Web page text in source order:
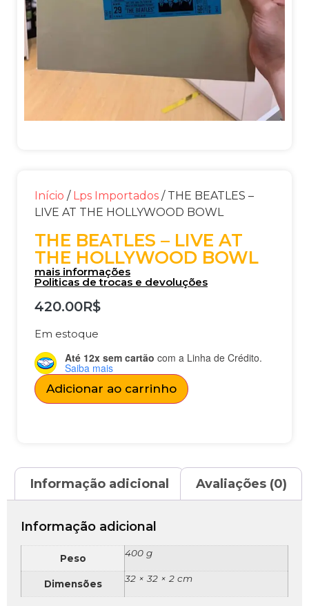
Início / Lps Importados / THE BEATLES –
LIVE AT THE HOLLYWOOD BOWL
THE BEATLES – LIVE AT
THE HOLLYWOOD BOWL
mais informações
Politicas de trocas e devoluções
420.00R$
Em estoque
Até 12x sem cartão com a Linha de Crédito.
Saiba mais
Adicionar ao carrinho
Informação adicional Avaliações (0)
Informação adicional
Peso 400 g
Dimensões 32 × 32 × 2 cm